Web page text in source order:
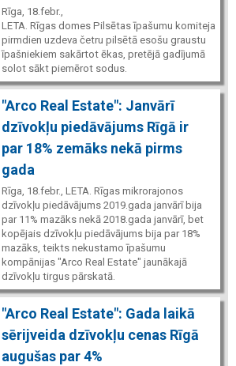
Rīga, 18.febr.,
LETA. Rīgas domes Pilsētas īpašumu komiteja
pirmdien uzdeva četru pilsētā esošu graustu
īpašniekiem sakārtot ēkas, pretējā gadījumā
solot sākt piemērot sodus.
"Arco Real Estate": Janvārī
dzīvokļu piedāvājums Rīgā ir
par 18% zemāks nekā pirms
gada
Rīga, 18.febr., LETA. Rīgas mikrorajonos
dzīvokļu piedāvājums 2019.gada janvārī bija
par 11% mazāks nekā 2018.gada janvārī, bet
kopējais dzīvokļu piedāvājums bija par 18%
mazāks, teikts nekustamo īpašumu
kompānijas "Arco Real Estate" jaunākajā
dzīvokļu tirgus pārskatā.
"Arco Real Estate": Gada laikā
sērijveida dzīvokļu cenas Rīgā
augušas par 4%